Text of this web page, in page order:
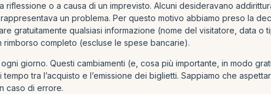
o a causa di un imprevisto. Alcuni desideravano
un problema. Per questo motivo abbiamo preso la
gratuitamente qualsiasi informazione (nome del visitatore, data
completo (escluse le spese bancarie).
giorno. Questi cambiamenti (e, cosa più importante, in modo
tra l’acquisto e l’emissione dei biglietti. Sappiamo che
caso di errore.